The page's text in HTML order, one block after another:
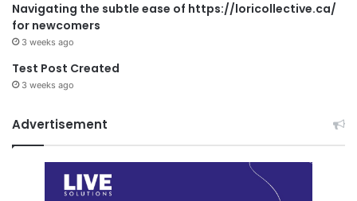
Navigating the subtle ease of https://loricollective.ca/
for newcomers
3 weeks ago
Test Post Created
3 weeks ago
Advertisement